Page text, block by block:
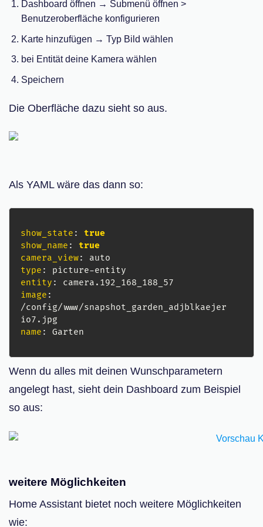
Dashboard öffnen → Submenü öffnen >
Benutzeroberfläche konfigurieren
Karte hinzufügen → Typ Bild wählen
bei Entität deine Kamera wählen
Speichern
Die Oberfläche dazu sieht so aus.
Als YAML wäre das dann so:
show_state :
true
show_name :
true
camera_view:
type : picture-
entity :
image :
/config/www/snapshot_garden_adjblkaejer
name :
Wenn du alles mit deinen Wunschparametern
angelegt hast, sieht dein Dashboard zum Beispiel
so aus:
weitere Möglichkeiten
Home Assistant bietet noch weitere Möglichkeiten
wie: